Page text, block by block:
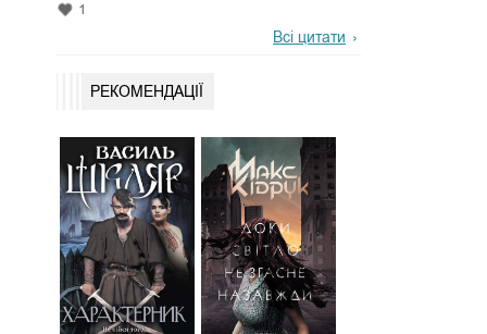
1
Всі цитати
РЕКОМЕНДАЦІЇ